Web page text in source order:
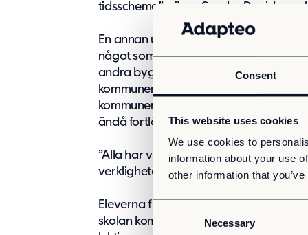
Consent
This website uses cookies
We use cookies to
information about your use
other information that
o
Necessary
tidsschema”, säger Sandra
En annan utmaning i projektet var att
något som krävde ett omfattande
andra byggprojekt i Älta som krävt
kommunen. Med ett steg i taget och
kommunen som för entreprenörer,
ändå fortlöpa.
”Alla har varit väldigt
verkligheten har sett ut”, säger Sandra
Eleverna från Stavsborgsskolan har
skolan kom att bestå av tre våningar